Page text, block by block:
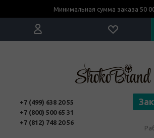
Минимальная сумма заказа 50
+7 (499) 638 20 55
+7 (800) 500 65 31
+7 (812) 748 20 56